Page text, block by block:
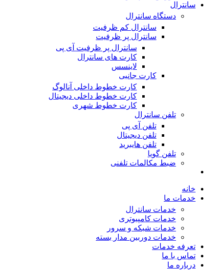
سانترال
دستگاه سانترال
سانترال کم ظرفیت
سانترال پر ظرفیت
سانترال پر ظرفیت آی پی
کارت های سانترال
لاینسس
کارت جانبی
کارت خطوط داخلی آنالوگ
کارت خطوط داخلی دیجیتال
کارت خطوط شهری
تلفن سانترال
تلفن آی پی
تلفن دیجیتال
تلفن هایبرید
تلفن گویا
ضبط مکالمات تلفنی
خانه
خدمات ما
خدمات سانترال
خدمات کامپیوتری
خدمات شبکه و سرور
خدمات دوربین مدار بسته
تعرفه خدمات
تماس با ما
درباره ما